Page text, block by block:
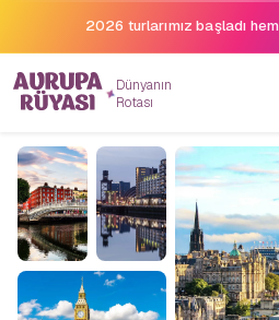
2026 turlarımız başladı
Dünyanın
Rotası